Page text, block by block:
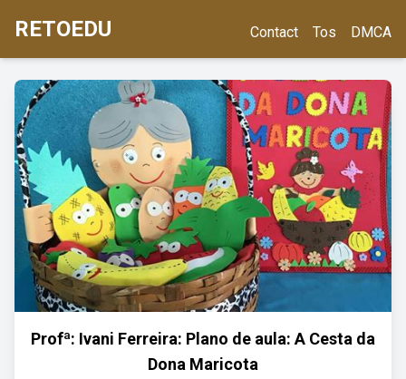
RETOEDU Contact Tos DMCA
Profª: Ivani Ferreira: Plano de aula: A Cesta da
Dona Maricota